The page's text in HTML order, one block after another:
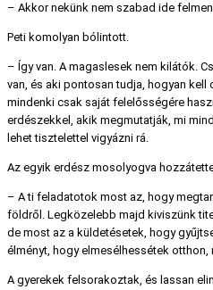
– Akkor nekünk nem szabad ide
Peti komolyan bólintott.
– Így van. A magaslesek nem kilátók.
van, és aki pontosan tudja, hogyan kell
mindenki csak saját felelősségére
erdészekkel, akik megmutatják, mi
lehet tisztelettel vigyázni rá.
Az egyik erdész mosolyogva
– A ti feladatotok most az, hogy
földről. Legközelebb majd kiviszünk
de most az a küldetésetek, hogy
élményt, hogy elmesélhessétek otthon,
A gyerekek felsorakoztak, és lassan